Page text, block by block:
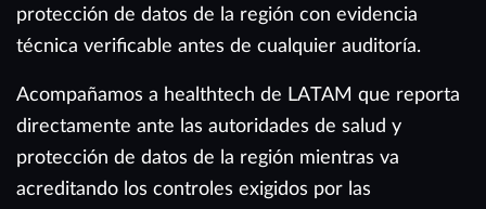
protección de datos de la región con evidencia
técnica verificable antes de cualquier auditoría.
Acompañamos a healthtech de LATAM que reporta
directamente ante las autoridades de salud y
protección de datos de la región mientras va
acreditando los controles exigidos por las